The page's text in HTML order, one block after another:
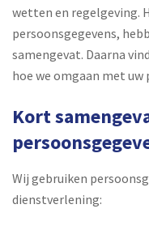
wetten en regelgeving.
persoonsgegevens,
samengevat. Daarna
hoe we omgaan met uw
Kort
Wij gebruiken
dienstverlening: